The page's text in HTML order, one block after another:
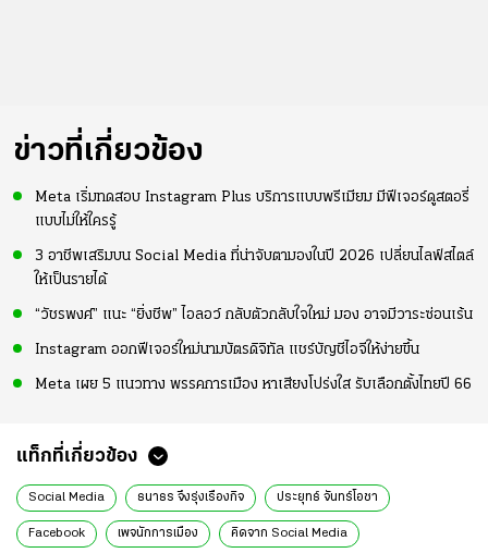
ข่าวที่เกี่ยวข้อง
Meta เริ่มทดสอบ Instagram Plus บริการแบบพรีเมียม มีฟีเจอร์ดูสตอรี่
แบบไม่ให้ใครรู้
3 อาชีพเสริมบน Social Media ที่น่าจับตามองในปี 2026 เปลี่ยนไลฟ์สไตล์
ให้เป็นรายได้
“วัชรพงศ์” แนะ “ยิ่งชีพ” ไอลอว์ กลับตัวกลับใจใหม่ มอง อาจมีวาระซ่อนเร้น
Instagram ออกฟีเจอร์ใหม่นามบัตรดิจิทัล แชร์บัญชีไอจีให้ง่ายขึ้น
Meta เผย 5 แนวทาง พรรคการเมือง หาเสียงโปร่งใส รับเลือกตั้งไทยปี 66
แท็กที่เกี่ยวข้อง
Social Media ธนาธร จึงรุ่งเรืองกิจ ประยุทธ์ จันทร์โอชา
Facebook เพจนักการเมือง คิดจาก Social Media